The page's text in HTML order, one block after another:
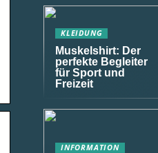
KLEIDUNG
Muskelshirt: Der
perfekte Begleiter
für Sport und
Freizeit
INFORMATION